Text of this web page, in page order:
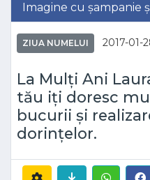
Imagine cu șampanie
ZIUA NUMELUI 2017-01-
La Mulți Ani
tău iți doresc
bucurii și
dorințelor.